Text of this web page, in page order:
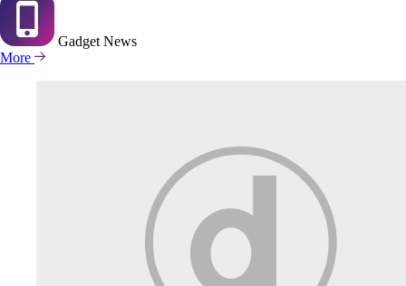
Gadget News
More